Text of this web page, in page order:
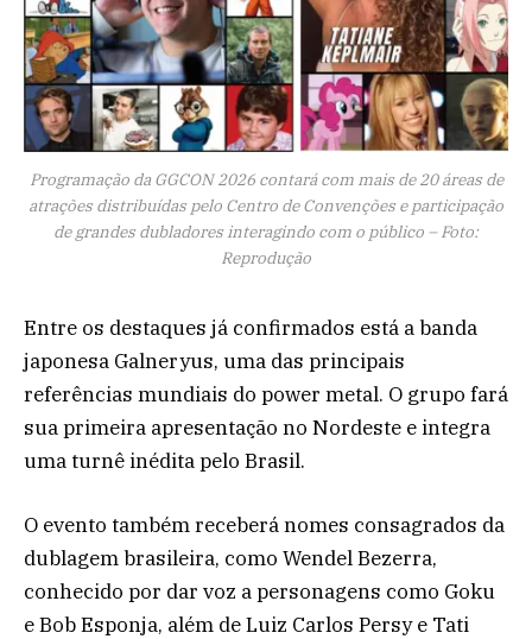
Programação da GGCON 2026 contará com mais de 20 áreas de
atrações distribuídas pelo Centro de Convenções e participação
de grandes dubladores interagindo com o público – Foto:
Reprodução
Entre os destaques já confirmados está a banda
japonesa Galneryus, uma das principais
referências mundiais do power metal. O grupo fará
sua primeira apresentação no Nordeste e integra
uma turnê inédita pelo Brasil.
O evento também receberá nomes consagrados da
dublagem brasileira, como Wendel Bezerra,
conhecido por dar voz a personagens como Goku
e Bob Esponja, além de Luiz Carlos Persy e Tati